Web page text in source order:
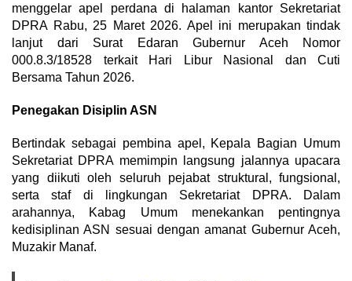
menggelar apel perdana di halaman kantor Sekretariat
DPRA Rabu, 25 Maret 2026. Apel ini merupakan tindak
lanjut dari Surat Edaran Gubernur Aceh Nomor
000.8.3/18528 terkait Hari Libur Nasional dan Cuti
Bersama Tahun 2026.
Penegakan Disiplin ASN
Bertindak sebagai pembina apel, Kepala Bagian Umum
Sekretariat DPRA memimpin langsung jalannya upacara
yang diikuti oleh seluruh pejabat struktural, fungsional,
serta staf di lingkungan Sekretariat DPRA. Dalam
arahannya, Kabag Umum menekankan pentingnya
kedisiplinan ASN sesuai dengan amanat Gubernur Aceh,
Muzakir Manaf.